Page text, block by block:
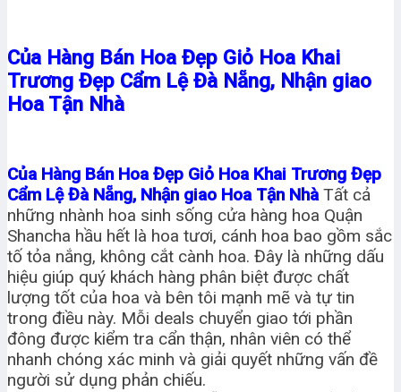
Của Hàng Bán Hoa Đẹp Giỏ Hoa Khai
Trương Đẹp Cẩm Lệ Đà Nẵng, Nhận giao
Hoa Tận Nhà
Của Hàng Bán Hoa Đẹp Giỏ Hoa Khai Trương Đẹp
Cẩm Lệ Đà Nẵng, Nhận giao Hoa Tận Nhà Tất cả
những nhành hoa sinh sống cửa hàng hoa Quận
Shancha hầu hết là hoa tươi, cánh hoa bao gồm sắc
tố tỏa nắng, không cắt cành hoa. Đây là những dấu
hiệu giúp quý khách hàng phân biệt được chất
lượng tốt của hoa và bên tôi mạnh mẽ và tự tin
trong điều này. Mỗi deals chuyển giao tới phần
đông được kiểm tra cẩn thận, nhân viên có thể
nhanh chóng xác minh và giải quyết những vấn đề
người sử dụng phản chiếu.